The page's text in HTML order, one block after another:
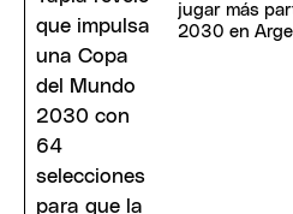
jugar más
2030 en